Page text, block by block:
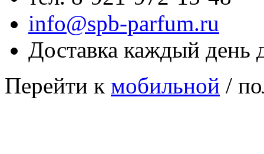
info@spb-parfum.ru
Доставка каждый день
Перейти к мобильной /